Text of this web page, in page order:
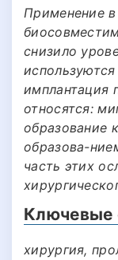
Применение в
снизило
имплантация
относятся:
образование
образова-
часть этих
Ключевые
хирургия,